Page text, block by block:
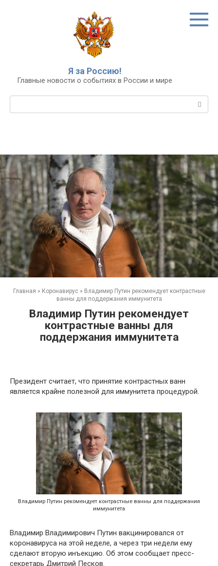
Я за Россию!
Главные новости о событиях в России и мире
Главная » Коронавирус » Владимир Путин рекомендует контрастные
ванны для поддержания иммунитета
Владимир Путин рекомендует
контрастные ванны для
поддержания иммунитета
Президент считает, что принятие контрастных ванн
является крайне полезной для иммунитета процедурой.
Владимир Путин рекомендует контрастные ванны для поддержания
иммунитета
Владимир Владимирович Путин вакцинировался от
коронавируса на этой неделе, а через три недели ему
сделают вторую инъекцию. Об этом сообщает пресс-
секретарь Дмитрий Песков.